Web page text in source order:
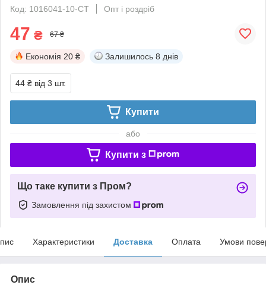
Код: 1016041-10-СТ
Опт і роздріб
47 ₴ 67 ₴
Економія 20 ₴ Залишилось 8 днів
44 ₴ від 3 шт.
Купити
або
Купити з
Що таке купити з Пром?
Замовлення під захистом
Характеристики Доставка Оплата Умови
Опис